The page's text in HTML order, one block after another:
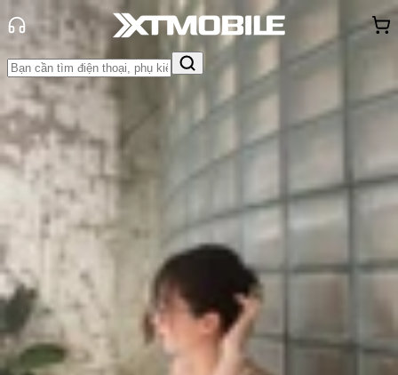
Trang chủ
Tin tức
Thủ thuật
Tin Mới
Đánh Giá - Trên Tay
Khuyến
Thủ thuật Thông báoKhách
hàng - Sự kiện
Cách tắt tính năng nghe lén của
Google trên Android, iPhone và máy
tính
Triệu Vy